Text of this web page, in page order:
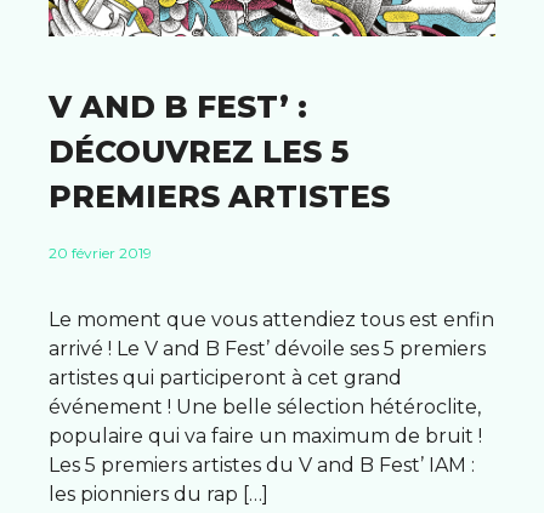
V AND B FEST’ :
DÉCOUVREZ LES 5
PREMIERS ARTISTES
20 février 2019
Le moment que vous attendiez tous est enfin
arrivé ! Le V and B Fest’ dévoile ses 5 premiers
artistes qui participeront à cet grand
événement ! Une belle sélection hétéroclite,
populaire qui va faire un maximum de bruit !
Les 5 premiers artistes du V and B Fest’ IAM :
les pionniers du rap […]